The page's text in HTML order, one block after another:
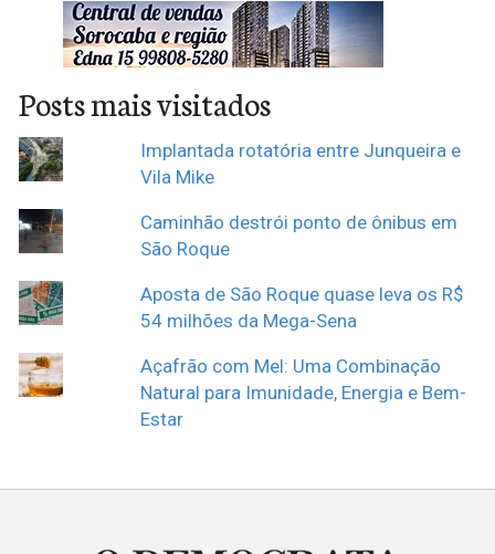
Posts mais visitados
Implantada rotatória entre Junqueira e
Vila Mike
Caminhão destrói ponto de ônibus em
São Roque
Aposta de São Roque quase leva os R$
54 milhões da Mega-Sena
Açafrão com Mel: Uma Combinação
Natural para Imunidade, Energia e Bem-
Estar